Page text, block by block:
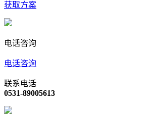
获取方案
电话咨询
电话咨询
联系电话
0531-89005613